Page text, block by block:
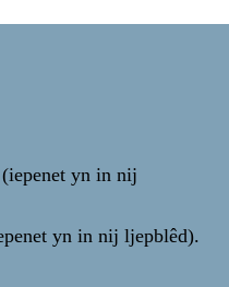
(iepenet yn in nij
yn in nij ljepblêd).